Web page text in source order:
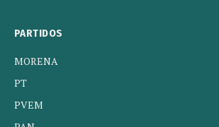
PARTIDOS
MORENA
PT
PVEM